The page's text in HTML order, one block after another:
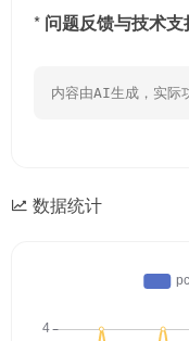
* 问题反馈与技术支
内容由AI生成，实际
数据统计